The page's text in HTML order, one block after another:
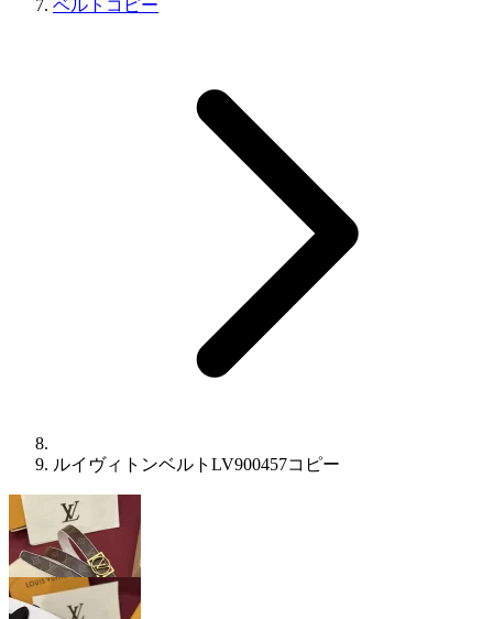
ベルトコピー
ルイヴィトンベルトLV900457コピー